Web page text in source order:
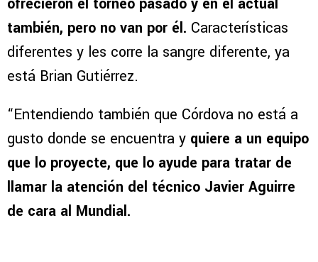
también, pero no van por él. Características
diferentes y les corre la sangre diferente, ya
está Brian Gutiérrez.
“Entendiendo también que Córdova no está a
gusto donde se encuentra y quiere a un equipo
que lo proyecte, que lo ayude para tratar de
llamar la atención del técnico Javier Aguirre
de cara al Mundial.